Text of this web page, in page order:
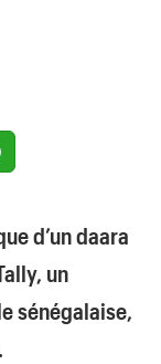
d’un daara
un
sénégalaise,